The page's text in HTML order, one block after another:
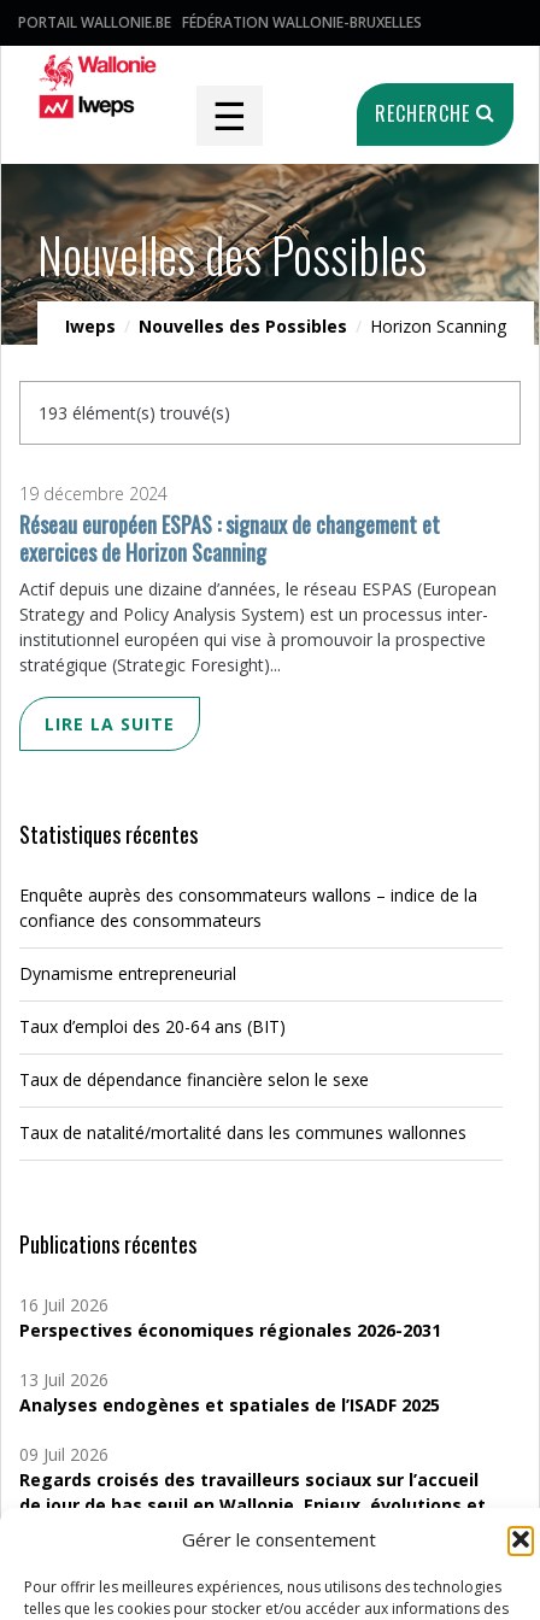
Gérer le consentement
Pour offrir les meilleures expériences, nous utilisons des technologies
telles que les cookies pour stocker et/ou accéder aux informations des
PORTAIL WALLONIE.BE FÉDÉRATION WALLONIE-BRUXELLES
☰ RECHERCHE
Nouvelles des Possibles
Iweps / Nouvelles des Possibles / Horizon Scanning
193 élément(s) trouvé(s)
19 décembre 2024
Réseau européen ESPAS : signaux de changement et
exercices de Horizon Scanning
Actif depuis une dizaine d’années, le réseau ESPAS (European
Strategy and Policy Analysis System) est un processus inter-
institutionnel européen qui vise à promouvoir la prospective
stratégique (Strategic Foresight)...
LIRE LA SUITE
Statistiques récentes
Enquête auprès des consommateurs wallons – indice de la
confiance des consommateurs
Dynamisme entrepreneurial
Taux d’emploi des 20-64 ans (BIT)
Taux de dépendance financière selon le sexe
Taux de natalité/mortalité dans les communes wallonnes
Publications récentes
16 Juil 2026
Perspectives économiques régionales 2026-2031
13 Juil 2026
Analyses endogènes et spatiales de l’ISADF 2025
09 Juil 2026
Regards croisés des travailleurs sociaux sur l’accueil
de jour de bas seuil en Wallonie. Enjeux, évolutions et
06 Juil 2026
Étude d’évaluabilité des Structures